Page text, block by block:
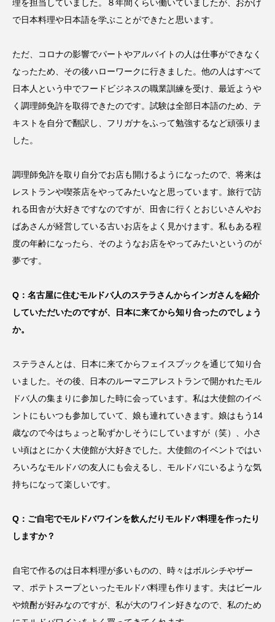
理を担当していました。８年間くらい働いていましたが、おかげ
で日本料理や日本語を学ぶことができたと思います。
ただ、コロナの影響でパートやアルバイトの人は仕事ができなく
なったため、その後ハローワークに行きました。他の人はすべて
日本人という中でフードビジネスの職業訓練を受け、最近ようや
く調理師免許を取得できたのです。試験は全部日本語のため、テ
キストを自分で翻訳し、フリガナをふって勉強するなど頑張りま
した。
調理師免許を取り自分でお店も開けるようになったので、将来は
レストランや喫茶店をやってみたいなと思っています。旅行で訪
れる田舎が大好きですなのですが、田舎に行くとおじいさんやお
ばあさんが経営している古いお店をよく見かけます。私もある程
度の年齢になったら、そのようなお店をやってみたいというのが
夢です。
Q：名古屋に住むモルドバ人のステラさんからインガさんを紹介
していただいたのですが、日本に来てから知り合ったのでしょう
か。
ステラさんとは、日本に来てからフェイスブックを通じて知り合
いました。その後、日本のルーマニアレストランで開かれたモル
ドバ人の集まりに参加した時に会っています。私は大使館のイベ
ントにもいつも参加していて、娘も連れていきます。娘はもう14
歳なので今はちょっと恥ずかしそうにしていますが（笑）、小さ
い頃はとにかく大使館が大好きでした。大使館のイベントではい
ろいろなモルドバの友人にも会えるし、モルドバにいるような気
持ちになって楽しいです。
Q：ご自宅でモルドバワインを飲んだりモルドバ料理を作ったり
しますか？
自宅で作るのは日本料理が多いものの、時々はボルシチやザー
マ、ポテトスープといったモルドバ料理も作ります。夫はビール
や焼酎が好みなのですが、私が大のワイン好きなので、私のため